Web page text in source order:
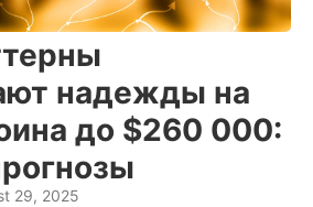
надежды на
до $260 000:
29, 2025